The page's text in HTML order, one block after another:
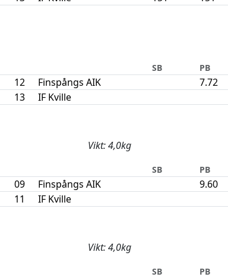
SB PB
12 Finspångs AIK
7.72
13 IF Kville
Vikt: 4,0kg
SB PB
09 Finspångs AIK
9.60
11 IF Kville
Vikt: 4,0kg
SB PB